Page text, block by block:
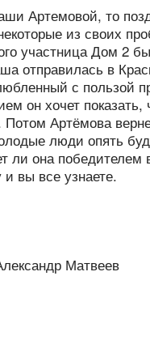
Артемовой, то
из своих
участница Дом 2
отправилась в
с пользой
он хочет
Потом Артёмова
люди опять
ли она победителем
вы все узнаете.
Матвеев